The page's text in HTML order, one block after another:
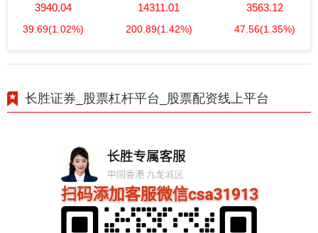
3940.04
39.69(1.02%)
14311.01
200.89(1.42%)
3563.12
47.56(1.35%)
长胜证券_股票杠杆平台_股票配资线上平台